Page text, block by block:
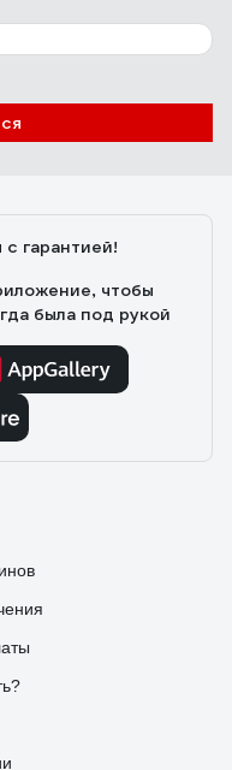
гарантией!
чтобы
была под рукой